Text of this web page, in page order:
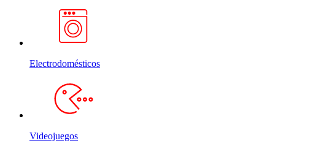
Electrodomésticos
Videojuegos